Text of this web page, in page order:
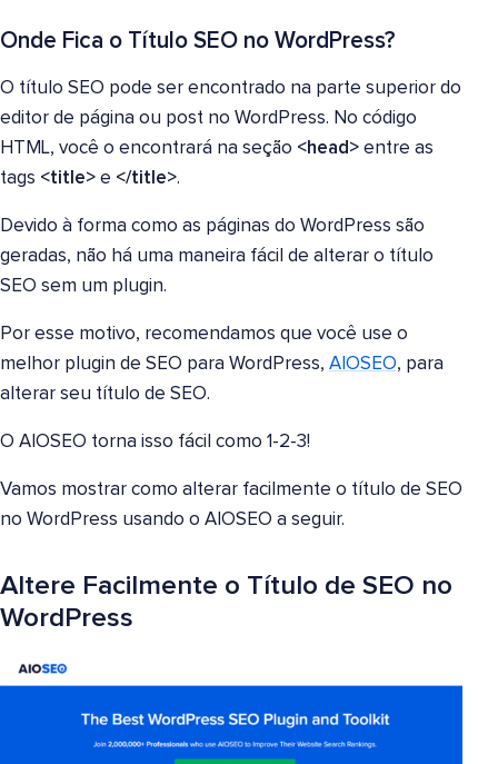
Onde Fica o Título SEO no WordPress?
O título SEO pode ser encontrado na parte superior do
editor de página ou post no WordPress. No código
HTML, você o encontrará na seção <head> entre as
tags <title> e </title>.
Devido à forma como as páginas do WordPress são
geradas, não há uma maneira fácil de alterar o título
SEO sem um plugin.
Por esse motivo, recomendamos que você use o
melhor plugin de SEO para WordPress, AIOSEO, para
alterar seu título de SEO.
O AIOSEO torna isso fácil como 1-2-3!
Vamos mostrar como alterar facilmente o título de SEO
no WordPress usando o AIOSEO a seguir.
Altere Facilmente o Título de SEO no
WordPress